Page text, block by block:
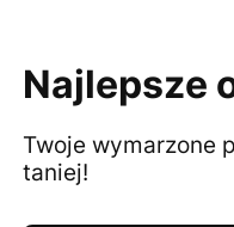
Najlepsze
Twoje wymarzone
taniej!